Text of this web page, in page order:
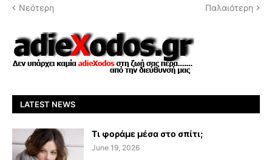
Νεότερη Παλαιότερη
LATEST NEWS
Τι φοράμε μέσα στο σπίτι;
June 19, 2026